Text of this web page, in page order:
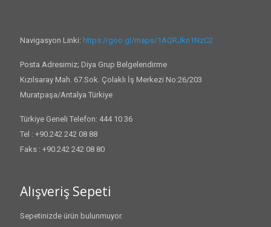
Navigasyon Linki: https://goo.gl/maps/1AQRJkn1NzC2
Posta Adresimiz; Diya Grup Belgelendirme
Kızılsaray Mah. 67.Sok. Çolaklı İş Merkezi No:26/203
Muratpaşa/Antalya Türkiye
Türkiye Geneli Telefon: 444 10 36
Tel : +90.242 242 08 88
Faks : +90.242 242 08 80
Alışveriş Sepeti
Sepetinizde ürün bulunmuyor.